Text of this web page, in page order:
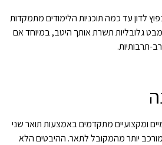
לדון עד כמה תוכניות הלימודים מתמקדות
גלובליות תשרת אותך היטב, במיוחד אם
תרבותיות.
ומקצועיים מתקדמים באמצעות תואר שני
יותר מהמקובל לתאר. ההיבטים הלא